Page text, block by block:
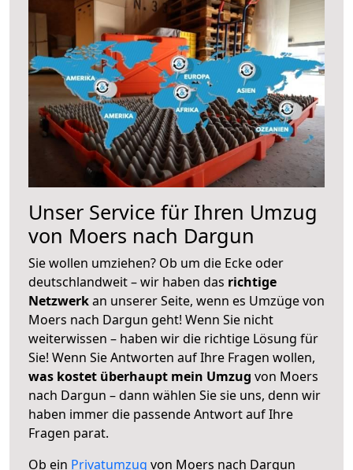
Unser Service für Ihren Umzug
von Moers nach Dargun
Sie wollen umziehen? Ob um die Ecke oder
deutschlandweit – wir haben das richtige
Netzwerkan unserer Seite, wenn es Umzüge von
Moers nach Dargun geht! Wenn Sie nicht
weiterwissen – haben wir die richtige Lösung für
Sie! Wenn Sie Antworten auf Ihre Fragen wollen,
was kostet überhaupt mein Umzug von Moers
nach Dargun – dann wählen Sie sie uns, denn wir
haben immer die passende Antwort auf Ihre
Fragen parat.
Ob ein Privatumzug von Moers nach Dargun